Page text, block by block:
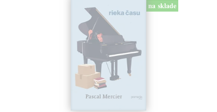
na sklade